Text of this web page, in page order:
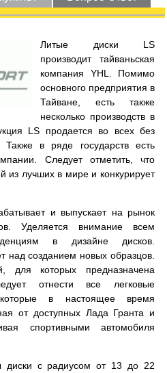
Литые диски LS
производит тайваньская
компания YHL. Помимо
основного предприятия в
Тайване, есть также
несколько производств в
LS продается во всех без
в ряде государств есть
Следует отметить, что
из лучших в мире и конкурирует
и выпускает на рынок
Уделяется внимание всем
в дизайне дисков.
над созданием новых образцов.
для которых предназначена
отнести все легковые
которые в настоящее время
от доступных Лада Гранта и
спортивными автомобиля
с радиусом от 13 до 22